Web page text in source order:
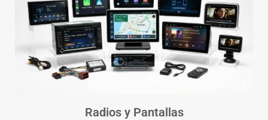
Radios y Pantallas